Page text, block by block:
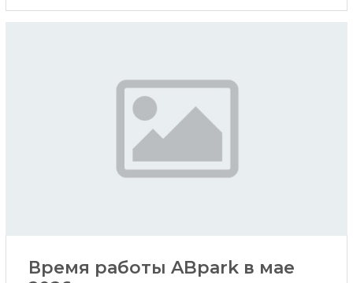
Время работы ABpark в мае